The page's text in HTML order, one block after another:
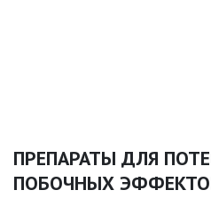
ПРЕПАРАТЫ ДЛЯ
ПОБОЧНЫХ